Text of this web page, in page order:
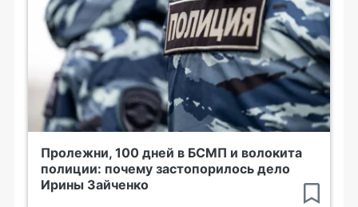
Пролежни, 100 дней в БСМП и волокита
полиции: почему застопорилось дело
Ирины Зайченко